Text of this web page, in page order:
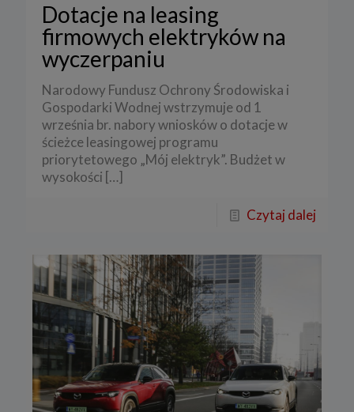
Dotacje na leasing
firmowych elektryków na
wyczerpaniu
Narodowy Fundusz Ochrony Środowiska i
Gospodarki Wodnej wstrzymuje od 1
września br. nabory wniosków o dotacje w
ścieżce leasingowej programu
priorytetowego „Mój elektryk”. Budżet w
wysokości […]
Czytaj dalej